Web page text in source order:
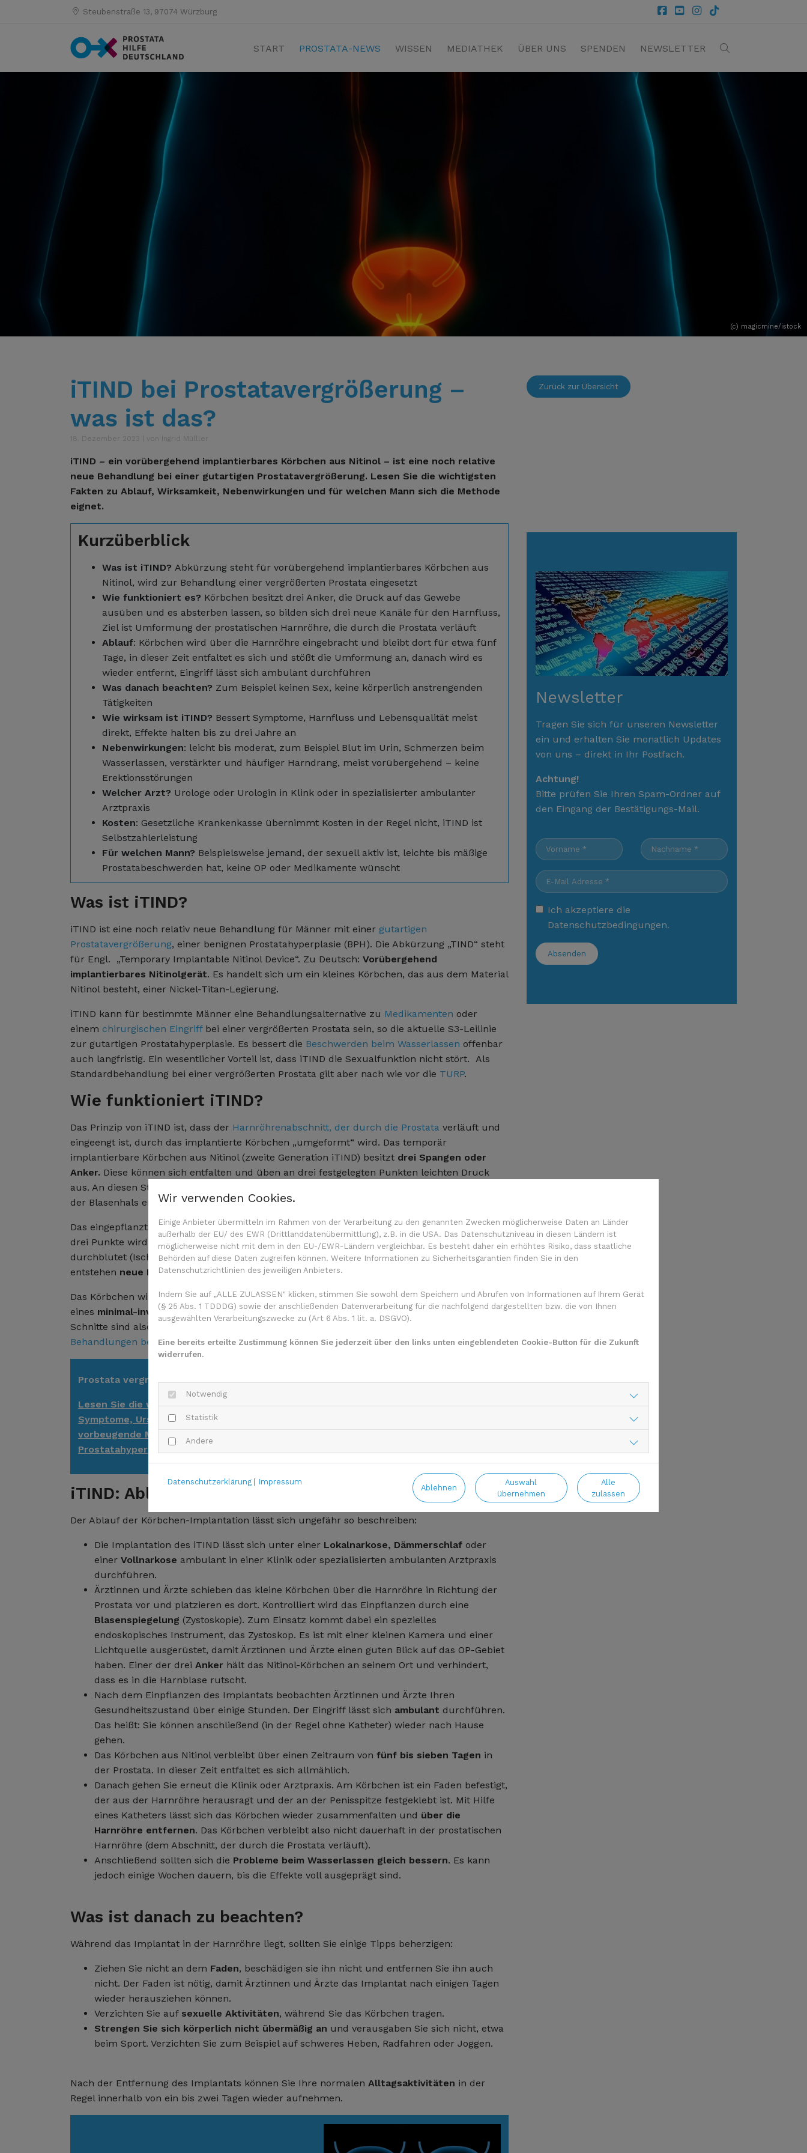
Steubenstraße 13, 97074 Würzburg
START PROSTATA-NEWS WISSEN MEDIATHEK ÜBER UNS SPENDEN NEWSLETTER
(c) magicmine/istock
Zurück zur Übersicht
Newsletter
Tragen Sie sich für unseren Newsletter
ein und erhalten Sie monatlich Updates
von uns – direkt in Ihr Postfach.
Achtung!
Bitte prüfen Sie Ihren Spam-Ordner auf
den Eingang der Bestätigungs-Mail.
Ich akzeptiere die
Datenschutzbedingungen.
Absenden
iTIND bei Prostatavergrößerung –
was ist das?
18. Dezember 2023 | von Ingrid Mülller
iTIND – ein vorübergehend implantierbares Körbchen aus Nitinol – ist eine noch relative
neue Behandlung bei einer gutartigen Prostatavergrößerung. Lesen Sie die wichtigsten
Fakten zu Ablauf, Wirksamkeit, Nebenwirkungen und für welchen Mann sich die Methode
eignet.
Kurzüberblick
Was ist iTIND? Abkürzung steht für vorübergehend implantierbares Körbchen aus
Nitinol, wird zur Behandlung einer vergrößerten Prostata eingesetzt
Wie funktioniert es? Körbchen besitzt drei Anker, die Druck auf das Gewebe
ausüben und es absterben lassen, so bilden sich drei neue Kanäle für den Harnfluss,
Ziel ist Umformung der prostatischen Harnröhre, die durch die Prostata verläuft
Ablauf: Körbchen wird über die Harnröhre eingebracht und bleibt dort für etwa fünf
Tage, in dieser Zeit entfaltet es sich und stößt die Umformung an, danach wird es
wieder entfernt, Eingriff lässt sich ambulant durchführen
Was danach beachten? Zum Beispiel keinen Sex, keine körperlich anstrengenden
Tätigkeiten
Wie wirksam ist iTIND? Bessert Symptome, Harnfluss und Lebensqualität meist
direkt, Effekte halten bis zu drei Jahre an
Nebenwirkungen: leicht bis moderat, zum Beispiel Blut im Urin, Schmerzen beim
Wasserlassen, verstärkter und häufiger Harndrang, meist vorübergehend – keine
Erektionsstörungen
Welcher Arzt? Urologe oder Urologin in Klink oder in spezialisierter ambulanter
Arztpraxis
Kosten: Gesetzliche Krankenkasse übernimmt Kosten in der Regel nicht, iTIND ist
Selbstzahlerleistung
Für welchen Mann? Beispielsweise jemand, der sexuell aktiv ist, leichte bis mäßige
Prostatabeschwerden hat, keine OP oder Medikamente wünscht
Was ist iTIND?
iTIND ist eine noch relativ neue Behandlung für Männer mit einer gutartigen
Prostatavergrößerung, einer benignen Prostatahyperplasie (BPH). Die Abkürzung „TIND“ steht
für Engl. „Temporary Implantable Nitinol Device“. Zu Deutsch: Vorübergehend
implantierbares Nitinolgerät. Es handelt sich um ein kleines Körbchen, das aus dem Material
Nitinol besteht, einer Nickel-Titan-Legierung.
iTIND kann für bestimmte Männer eine Behandlungsalternative zu Medikamenten oder
einem chirurgischen Eingriff bei einer vergrößerten Prostata sein, so die aktuelle S3-Leilinie
zur gutartigen Prostatahyperplasie. Es bessert die Beschwerden beim Wasserlassen offenbar
auch langfristig. Ein wesentlicher Vorteil ist, dass iTIND die Sexualfunktion nicht stört. Als
Standardbehandlung bei einer vergrößerten Prostata gilt aber nach wie vor die TURP.
Wie funktioniert iTIND?
Das Prinzip von iTIND ist, dass der Harnröhrenabschnitt, der durch die Prostata verläuft und
eingeengt ist, durch das implantierte Körbchen „umgeformt“ wird. Das temporär
implantierbare Körbchen aus Nitinol (zweite Generation iTIND) besitzt drei Spangen oder
Anker. Diese können sich entfalten und üben an drei festgelegten Punkten leichten Druck
aus. An diesen Stellen bilden sich neue längliche Kanäle für den Harnabfluss. Außerdem wird
der Blasenhals erweitert.
Das eingepflanzte Körbchen bewirkt eine sogenannteDrucknekrose. Das bedeutet: An den
drei Punkte wird das Prostatagewebe aufgrund der mechanischen Einwirkung weniger
durchblutet (Ischämie). Es erhält weniger Sauerstoff und Nährstoffe und stirbt ab. So
entstehen neue Kanälefür die Harnentleerung.
Das Körbchen wird vorübergehend in die Harnröhre implantiert. Dies geschieht im Rahmen
eines minimal-invasiven Eingriffs(„Schlüssellochchirurgie“) über die Harnröhre. Große
Schnitte sind also nicht nötig und Männer erholen sich schneller wieder. Es gibt noch
Behandlungen bei einer vergrößerten Prostata, die ebenfalls als schonend gelten.
Prostata vergrößert?
Lesen Sie die wichtigsten Fakten über die
Symptome, Ursachen, Behandlungen und
vorbeugende Maßnahmen bei einer
Prostatahyperplasie.
iTIND: Ablauf
Der Ablauf der Körbchen-Implantation lässt sich ungefähr so beschreiben:
Die Implantation des iTIND lässt sich unter einer Lokalnarkose, Dämmerschlaf oder
einer Vollnarkose ambulant in einer Klinik oder spezialisierten ambulanten Arztpraxis
durchführen.
Ärztinnen und Ärzte schieben das kleine Körbchen über die Harnröhre in Richtung der
Prostata vor und platzieren es dort. Kontrolliert wird das Einpflanzen durch eine
Blasenspiegelung (Zystoskopie). Zum Einsatz kommt dabei ein spezielles
endoskopisches Instrument, das Zystoskop. Es ist mit einer kleinen Kamera und einer
Lichtquelle ausgerüstet, damit Ärztinnen und Ärzte einen guten Blick auf das OP-Gebiet
haben. Einer der drei Anker hält das Nitinol-Körbchen an seinem Ort und verhindert,
dass es in die Harnblase rutscht.
Nach dem Einpflanzen des Implantats beobachten Ärztinnen und Ärzte Ihren
Gesundheitszustand über einige Stunden. Der Eingriff lässt sich ambulant durchführen.
Das heißt: Sie können anschließend (in der Regel ohne Katheter) wieder nach Hause
gehen.
Das Körbchen aus Nitinol verbleibt über einen Zeitraum von fünf bis sieben Tagen in
der Prostata. In dieser Zeit entfaltet es sich allmählich.
Danach gehen Sie erneut die Klinik oder Arztpraxis. Am Körbchen ist ein Faden befestigt,
der aus der Harnröhre herausragt und der an der Penisspitze festgeklebt ist. Mit Hilfe
eines Katheters lässt sich das Körbchen wieder zusammenfalten und über die
Harnröhre entfernen. Das Körbchen verbleibt also nicht dauerhaft in der prostatischen
Harnröhre (dem Abschnitt, der durch die Prostata verläuft).
Anschließend sollten sich die Probleme beim Wasserlassen gleich bessern. Es kann
jedoch einige Wochen dauern, bis die Effekte voll ausgeprägt sind.
Was ist danach zu beachten?
Während das Implantat in der Harnröhre liegt, sollten Sie einige Tipps beherzigen:
Ziehen Sie nicht an dem Faden, beschädigen sie ihn nicht und entfernen Sie ihn auch
nicht. Der Faden ist nötig, damit Ärztinnen und Ärzte das Implantat nach einigen Tagen
wieder herausziehen können.
Verzichten Sie auf sexuelle Aktivitäten, während Sie das Körbchen tragen.
Strengen Sie sich körperlich nicht übermäßig an und verausgaben Sie sich nicht, etwa
beim Sport. Verzichten Sie zum Beispiel auf schweres Heben, Radfahren oder Joggen.
Nach der Entfernung des Implantats können Sie Ihre normalen Alltagsaktivitäten in der
Regel innerhalb von ein bis zwei Tagen wieder aufnehmen.
Wir verwenden Cookies.
Einige Anbieter übermitteln im Rahmen von der Verarbeitung zu den genannten Zwecken möglicherweise Daten an Länder
außerhalb der EU/ des EWR (Drittlanddatenübermittlung), z.B. in die USA. Das Datenschutzniveau in diesen Ländern ist
möglicherweise nicht mit dem in den EU-/EWR-Ländern vergleichbar. Es besteht daher ein erhöhtes Risiko, dass staatliche
Behörden auf diese Daten zugreifen können. Weitere Informationen zu Sicherheitsgarantien finden Sie in den
Datenschutzrichtlinien des jeweiligen Anbieters.
Indem Sie auf „ALLE ZULASSEN" klicken, stimmen Sie sowohl dem Speichern und Abrufen von Informationen auf Ihrem Gerät
(§ 25 Abs. 1 TDDDG) sowie der anschließenden Datenverarbeitung für die nachfolgend dargestellten bzw. die von Ihnen
ausgewählten Verarbeitungszwecke zu (Art 6 Abs. 1 lit. a. DSGVO).
Eine bereits erteilte Zustimmung können Sie jederzeit über den links unten eingeblendeten Cookie-Button für die Zukunft
widerrufen.
Notwendig
Statistik
Andere
Datenschutzerklärung | Impressum
Ablehnen
Auswahl
übernehmen
Alle
zulassen